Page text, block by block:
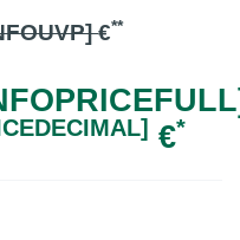
€**
€*